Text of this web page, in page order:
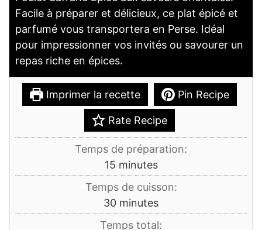
Facile à préparer et délicieux, ce plat épicé et
parfumé vous transportera en Perse. Idéal
pour impressionner vos invités ou savourer un
repas riche en épices.
Imprimer la recette Pin Recipe
Rate Recipe
Temps de préparation:
15minutes
minutes
Temps de cuisson:
30minutes
minutes
Temps total: